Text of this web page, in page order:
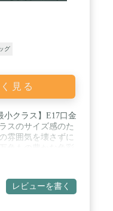
グ
見る
小クラス】E17口金
スのサイズ感のた
雰囲気を壊さずに
す。 / 【エンタメ
】 フルカラーを表
であるエンターテ
）との連動が可能
）～昼光色
レビューを書く